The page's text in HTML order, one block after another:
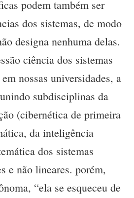
podem também ser
dos sistemas, de modo
designa nenhuma delas.
ciência dos sistemas
nossas universidades, a
subdisciplinas da
(cibernética de primeira
da inteligência
dos sistemas
e não lineares. porém,
“ela se esqueceu de